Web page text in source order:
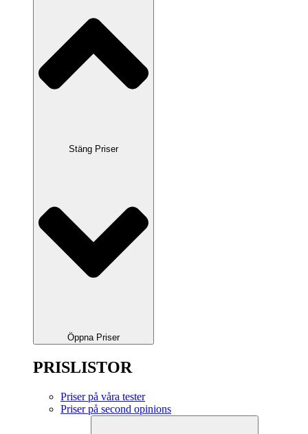
Stäng Priser
Öppna Priser
PRISLISTOR
Priser på våra tester
Priser på second opinions